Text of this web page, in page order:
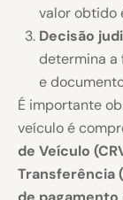
valor obtido
Decisão
determina a
e
É importante
veículo é
de Veículo
Transferência